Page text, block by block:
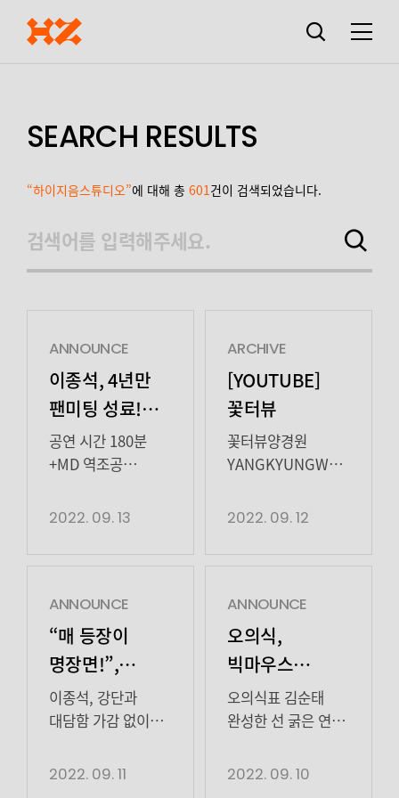
검색창
열기
메뉴
SEARCH RESULTS
“하이지음스튜디오”에 대해 총 601 건이 검색되었습니다.
검색어를 입력해주세요. 검색하기
ANNOUNCE
이종석, 4년만
팬미팅 성료!
“팬들에게 힘든
날 떠오르는
공연 시간 180분
+MD 역조공
팬미팅에 반응 폭발
스타 입증 배우
이종석이 4년만의
팬미팅을 성황리에
마쳤다. 이종석은
지난 12일
블루스퀘어
팬미팅 ‘RE, JONG
2022. 09. 13
ARCHIVE
[YOUTUBE]
꽃터뷰
꽃터뷰양경원
YANGKYUNGWON오의식
LEEJONGSUK
2022. 09. 12
ANNOUNCE
“매 등장이
명장면!”,
‘빅마우스’ 중추
책임진 이종석의
구력!
이종석, 강단과
대담함 가감 없이
쫀쫀한 탄력 입힌
2022. 09. 11
ANNOUNCE
오의식,
빅마우스
2인자였다!
매서운 카리스마
오의식표 김순태
완성한 선 굵은 연기!
‘소름’ 시청자들의
2022. 09. 10